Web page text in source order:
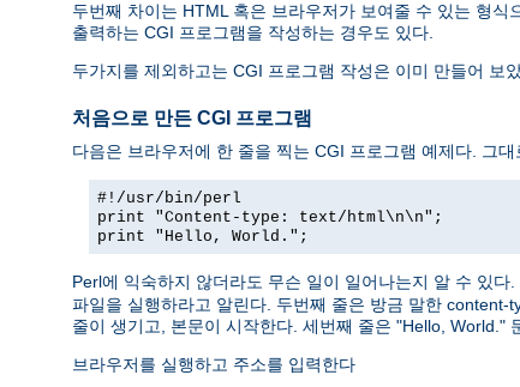
두번째 차이는 HTML 혹은 브라우저가 보여줄 수 있는 형
출력하는 CGI 프로그램을 작성하는 경우도 있다.
두가지를 제외하고는 CGI 프로그램 작성은 이미 만들어 보
처음으로 만든 CGI 프로그램
다음은 브라우저에 한 줄을 찍는 CGI 프로그램 예제다. 그대
#!/usr/bin/perl
print "Content-type: text/html\n\n";
print "Hello, World.";
Perl에 익숙하지 않더라도 무슨 일이 일어나는지 알 수 있
파일을 실행하라고 알린다. 두번째 줄은 방금 말한
줄이 생기고, 본문이 시작한다. 세번째 줄은 "Hello, World."
브라우저를 실행하고 주소를 입력한다